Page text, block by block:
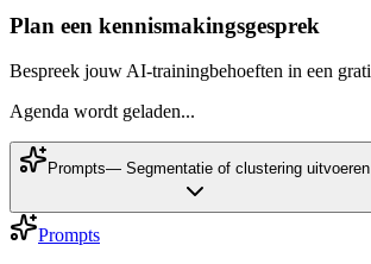
Plan een kennismakingsgesprek
Bespreek jouw AI-trainingbehoeften in een
Agenda wordt geladen...
Prompts— Segmentatie of clustering uitvoeren
Prompts